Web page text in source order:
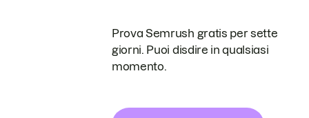
Prova Semrush gratis per sette
giorni. Puoi disdire in qualsiasi
momento.